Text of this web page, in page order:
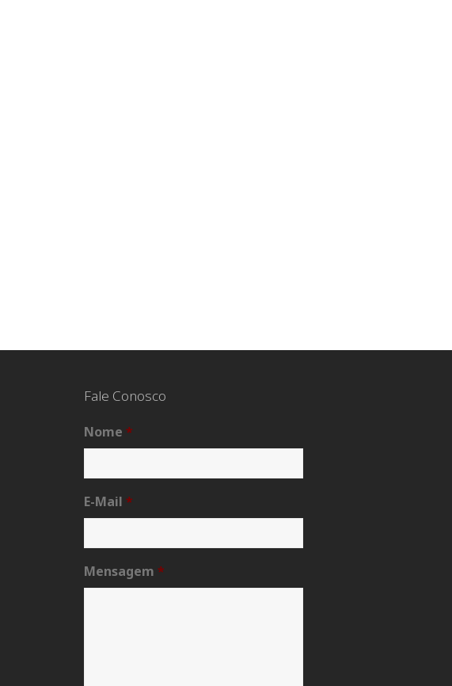
Fale Conosco
Nome *
E-Mail *
Mensagem *